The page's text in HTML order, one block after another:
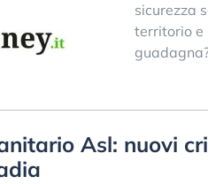
sicurezza
territorio e
Asl: nuovi